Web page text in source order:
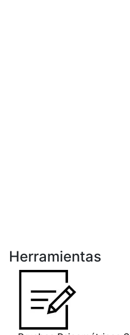
Herramientas